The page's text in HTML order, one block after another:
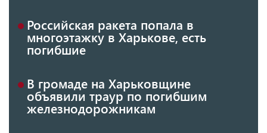
Российская ракета попала в
многоэтажку в Харькове, есть
погибшие
В громаде на Харьковщине
объявили траур по погибшим
железнодорожникам